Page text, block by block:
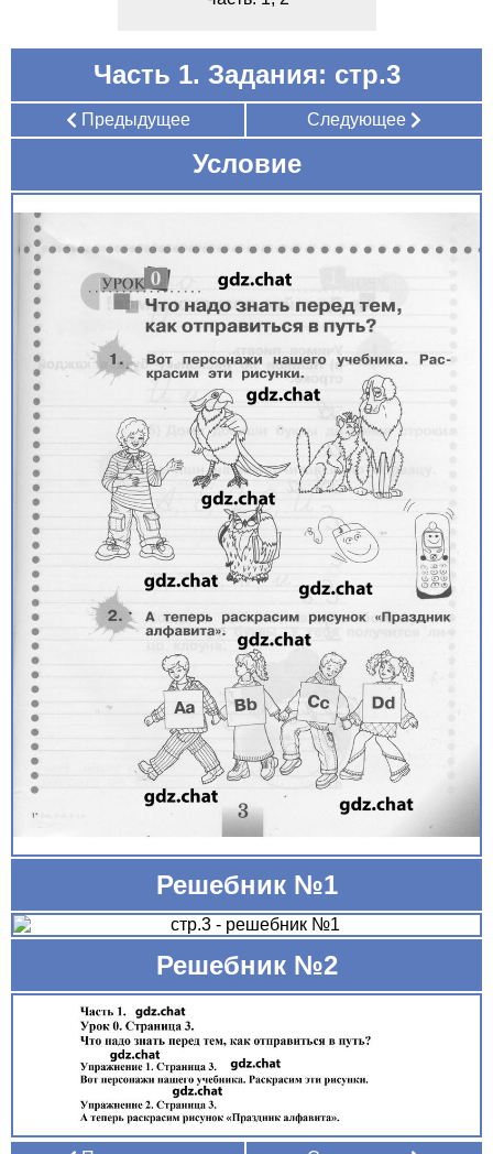
Часть 1. Задания: стр.3
Предыдущее Следующее
Условие
Решебник №1
Решебник №2